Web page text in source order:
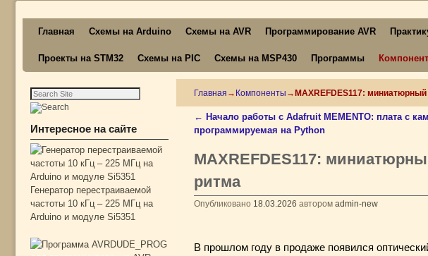
Главная Схемы на Arduino Схемы на AVR Программирование AVR
Проекты на STM32 Схемы на PIC Схемы на MSP430 Программы
Интересное на сайте
Генератор перестраиваемой
частоты 10 кГц – 225 МГц на
Arduino и модуле Si5351
Главная → Компоненты →MAXREFDES117: миниатюрный
Навигация по записям
← Начало работы с Adafruit MEMENTO: плата c
программируемая на Python
MAXREFDES117:
ритма
Опубликовано 18.03.2026 автором admin-new
В прошлом году в продаже появился